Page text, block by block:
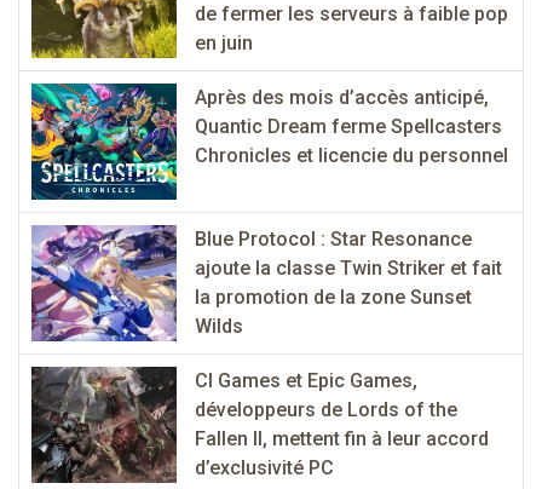
de fermer les serveurs à faible pop
en juin
Après des mois d’accès anticipé,
Quantic Dream ferme Spellcasters
Chronicles et licencie du personnel
Blue Protocol : Star Resonance
ajoute la classe Twin Striker et fait
la promotion de la zone Sunset
Wilds
CI Games et Epic Games,
développeurs de Lords of the
Fallen II, mettent fin à leur accord
d’exclusivité PC